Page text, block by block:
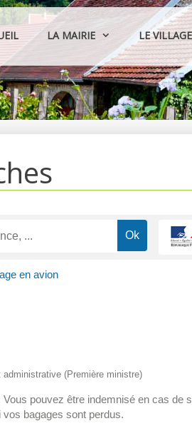
LA MAIRIE LE VILLAGE
en avion
(Première ministre)
pouvez être indemnisé en cas de
bagages sont perdus.